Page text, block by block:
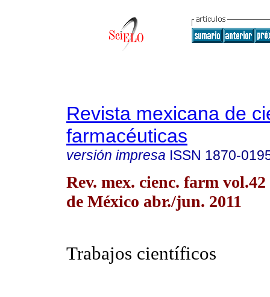
Revista mexicana de
farmacéuticas
versión impresa ISSN 1870-
Rev. mex. cienc. farm
de México abr./jun. 2011
Trabajos científicos